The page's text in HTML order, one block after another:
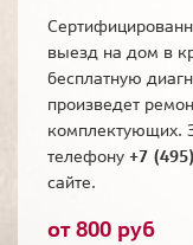
выезд на дом в
бесплатную
произведет
комплектующих.
телефону +7
сайте.
от 800 руб